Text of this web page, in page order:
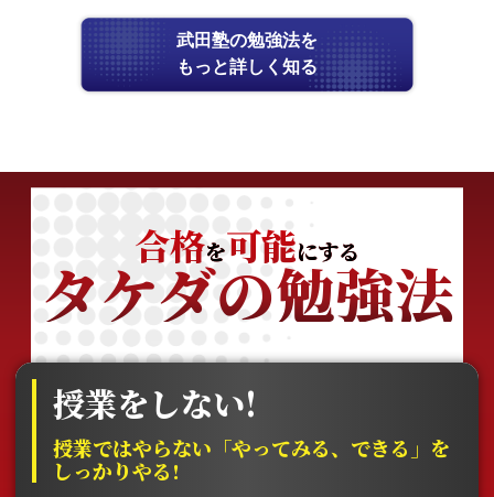
武田塾の勉強法を
もっと詳しく知る
合格を可能にする
タケダの勉強法
授業をしない!
授業ではやらない「やってみる、できる」を
しっかりやる!